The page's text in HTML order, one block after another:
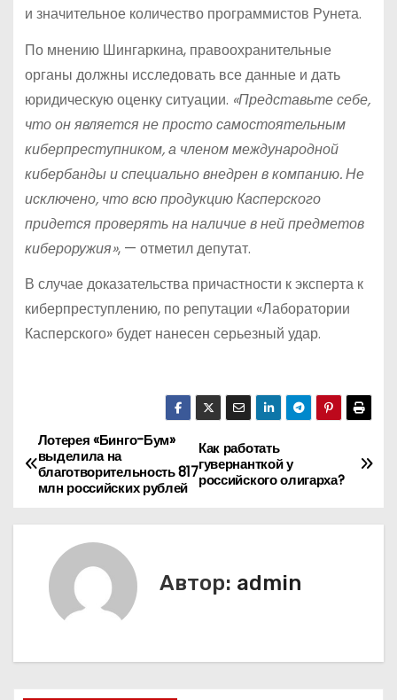
и значительное количество программистов Рунета.
По мнению Шингаркина, правоохранительные
органы должны исследовать все данные и дать
юридическую оценку ситуации. «Представьте себе,
что он является не просто самостоятельным
киберпреступником, а членом международной
кибербанды и специально внедрен в компанию. Не
исключено, что всю продукцию Касперского
придется проверять на наличие в ней предметов
кибероружия», — отметил депутат.
В случае доказательства причастности к эксперта к
киберпреступлению, по репутации «Лаборатории
Касперского» будет нанесен серьезный удар.
Н
а
в
ц
Как работать
гувернанткой у
российского олигарха?
Лотерея «Бинго-Бум»
выделила на
благотворительность 817
млн российских рублей
Автор: admin